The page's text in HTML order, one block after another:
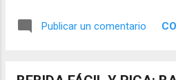
Publicar un comentario